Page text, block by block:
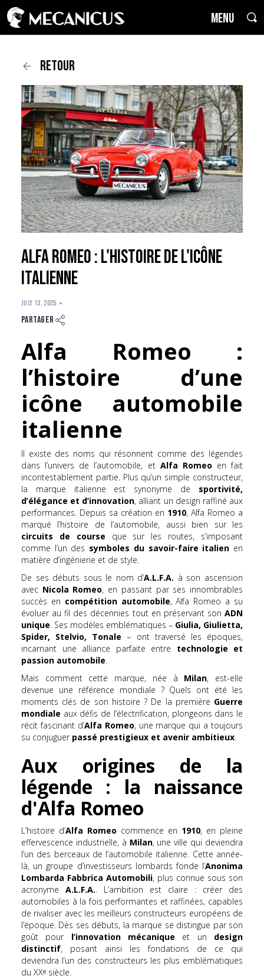
MENU
retour
Alfa Romeo : l'histoire de l'icône
italienne
JULY 13, 2025
Partager
Alfa Romeo :
l’histoire d’une
icône automobile
italienne
Il existe des noms qui résonnent comme des légendes
dans l’univers de l’automobile, et Alfa Romeo en fait
incontestablement partie. Plus qu’un simple constructeur,
la marque italienne est synonyme de sportivité,
d’élégance et d’innovation, alliant un design raffiné aux
performances. Depuis sa création en 1910, Alfa Romeo a
marqué l’histoire de l’automobile, aussi bien sur les
circuits de course que sur les routes, s’imposant
comme l’un des symboles du savoir-faire italien en
matière d’ingénierie et de style.
De ses débuts sous le nom d’A.L.F.A. à son ascension
avec Nicola Romeo, en passant par ses innombrables
succès en compétition automobile, Alfa Romeo a su
évoluer au fil des décennies tout en préservant son ADN
unique. Ses modèles emblématiques – Giulia, Giulietta,
Spider, Stelvio, Tonale – ont traversé les époques,
incarnant une alliance parfaite entre technologie et
passion automobile.
Mais comment cette marque, née à Milan, est-elle
devenue une référence mondiale ? Quels ont été les
moments clés de son histoire ? De la première Guerre
mondiale aux défis de l’électrification, plongeons dans le
récit fascinant d’Alfa Romeo, une marque qui a toujours
su conjuguer passé prestigieux et avenir ambitieux.
Aux origines de la
légende : la naissance
d'Alfa Romeo
L’histoire d’Alfa Romeo commence en 1910, en pleine
effervescence industrielle, à Milan, une ville qui deviendra
l’un des berceaux de l’automobile italienne. Cette année-
là, un groupe d’investisseurs lombards fonde l’Anonima
Lombarda Fabbrica Automobili, plus connue sous son
acronyme A.L.F.A.. L’ambition est claire : créer des
automobiles à la fois performantes et raffinées, capables
de rivaliser avec les meilleurs constructeurs européens de
l’époque. Dès ses débuts, la marque se distingue par son
goût pour l’innovation mécanique et un design
distinctif, posant ainsi les fondations de ce qui
deviendra l’un des constructeurs les plus emblématiques
du XXᵉ siècle.